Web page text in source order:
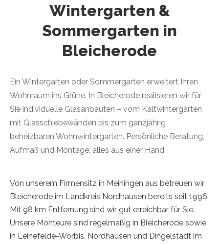
Wintergarten &
Sommergarten in
Bleicherode
Ein Wintergarten oder Sommergarten erweitert Ihren
Wohnraum ins Grüne. In Bleicherode realisieren wir für
Sie individuelle Glasanbauten – vom Kaltwintergarten
mit Glasschiebewänden bis zum ganzjährig
beheizbaren Wohnwintergarten. Persönliche Beratung,
Aufmaß und Montage: alles aus einer Hand.
Von unserem Firmensitz in Meiningen aus betreuen wir
Bleicherode im Landkreis Nordhausen bereits seit 1996.
Mit 98 km Entfernung sind wir gut erreichbar für Sie.
Unsere Monteure sind regelmäßig in Bleicherode sowie
in Leinefelde-Worbis, Nordhausen und Dingelstädt im